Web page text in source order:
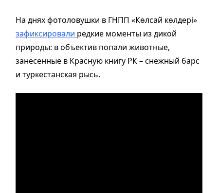
На днях фотоловушки в ГНПП «Көлсай көлдері»
зафиксировали редкие моменты из дикой
природы: в объектив попали животные,
занесенные в Красную книгу РК – снежный барс
и туркестанская рысь.